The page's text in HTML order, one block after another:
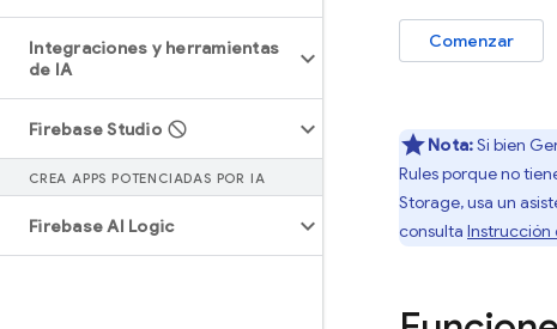
Integraciones y herramientas
de IA
Firebase Studio
CREA APPS POTENCIADAS POR IA
Firebase AI Logic
Comenzar
Nota:Si bien
Rulesporque no
Storage, usa un
consulta Instrucción